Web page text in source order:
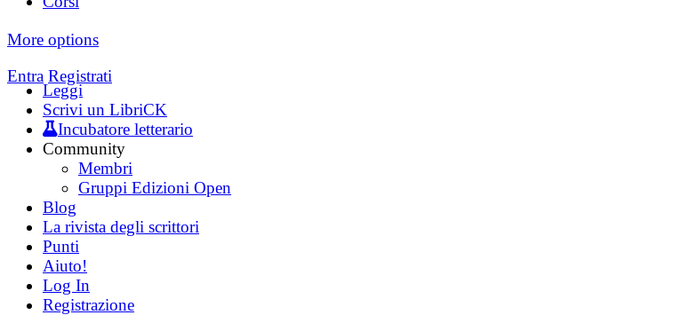
More options
Entra Registrati
Leggi
Scrivi un LibriCK
Incubatore letterario
Community
Membri
Gruppi Edizioni Open
Blog
La rivista degli scrittori
Punti
Aiuto!
Log In
Registrazione